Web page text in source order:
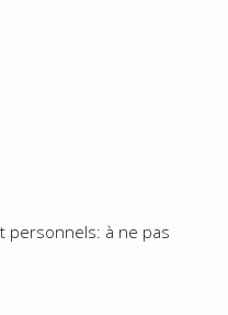
personnels: à ne pas